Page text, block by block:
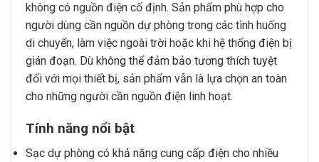
không có nguồn điện cố định. Sản phẩm phù hợp cho
người dùng cần nguồn dự phòng trong các tình huống
di chuyển, làm việc ngoài trời hoặc khi hệ thống điện bị
gián đoạn. Dù không thể đảm bảo tương thích tuyệt
đối với mọi thiết bị, sản phẩm vẫn là lựa chọn an toàn
cho những người cần nguồn điện linh hoạt.
Tính năng nổi bật
Sạc dự phòng có khả năng cung cấp điện cho nhiều